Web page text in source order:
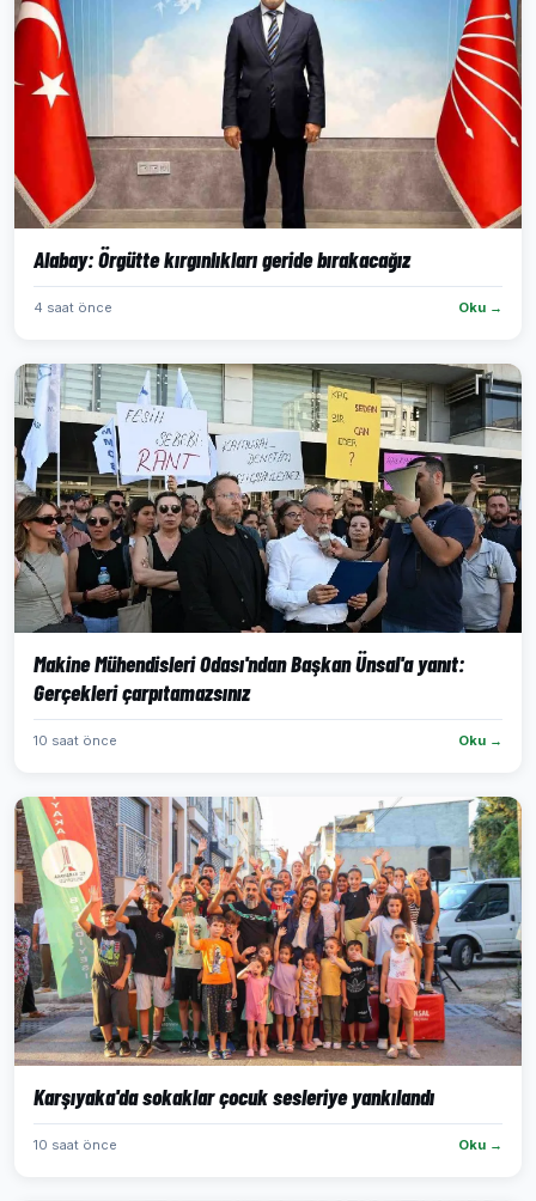
Alabay: Örgütte kırgınlıkları geride bırakacağız
4 saat önce Oku →
Makine Mühendisleri Odası'ndan Başkan Ünsal'a yanıt:
Gerçekleri çarpıtamazsınız
10 saat önce Oku →
Karşıyaka'da sokaklar çocuk sesleriye yankılandı
10 saat önce Oku →